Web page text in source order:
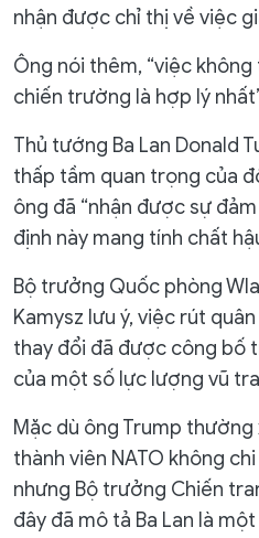
nhận được chỉ thị về việc
Ông nói thêm, “việc
chiến trường là hợp lý
Thủ tướng Ba Lan Donald
thấp tầm quan trọng của
ông đã “nhận được sự
định này mang tính chất
Bộ trưởng Quốc phòng
Kamysz lưu ý, việc rút
thay đổi đã được công bố
của một số lực lượng vũ
Mặc dù ông Trump
thành viên NATO không
nhưng Bộ trưởng Chiến
đây đã mô tả Ba Lan là